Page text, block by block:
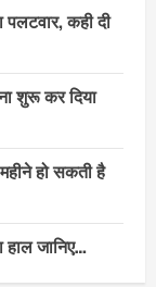
पलटवार, कही दी
शुरू कर दिया
हो सकती है
जानिए…